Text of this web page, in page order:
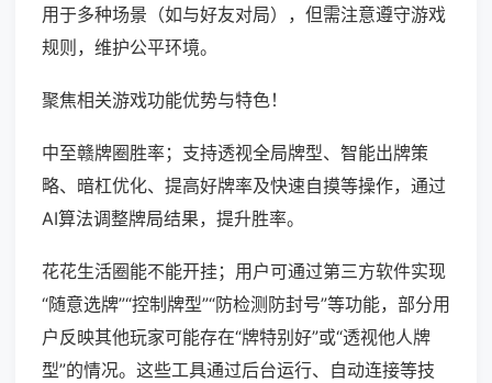
用于多种场景（如与好友对局），但需注意遵守游戏
规则，维护公平环境。
聚焦相关游戏功能优势与特色！
中至赣牌圈胜率；支持透视全局牌型、智能出牌策
略、暗杠优化、提高好牌率及快速自摸等操作，通过
AI算法调整牌局结果，提升胜率。
花花生活圈能不能开挂；用户可通过第三方软件实现
“随意选牌”“控制牌型”“防检测防封号”等功能，部分用
户反映其他玩家可能存在“牌特别好”或“透视他人牌
型”的情况。这些工具通过后台运行、自动连接等技